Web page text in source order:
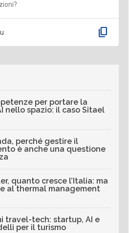
content_copy
per portare la
nello spazio: il caso Sitael
perché gestire il
è anche una questione
quanto cresce l’Italia: ma
al thermal management
travel-tech: startup, AI e
per il turismo